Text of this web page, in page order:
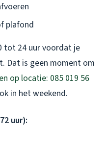
plafond
tot 24 uur voordat je
Dat is geen moment om
op locatie: 085 019 56
in het weekend.
uur):